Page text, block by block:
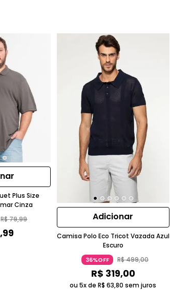
Plus Size
Cinza
R$79,99
,99
Adicionar
Camisa Polo Eco Tricot Vazada Azul
Escuro
36%OFF R$499,00
R$ 319,00
ou 5x deR$ 63,80 sem juros